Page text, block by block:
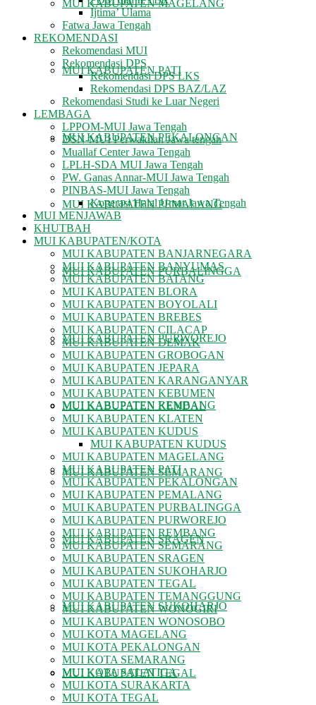
MUI KABUPATEN MAGELANG
MUI KABUPATEN PATI
MUI KABUPATEN PEKALONGAN
MUI KABUPATEN PEMALANG
MUI KABUPATEN PURBALINGGA
MUI KABUPATEN PURWOREJO
MUI KABUPATEN REMBANG
MUI KABUPATEN SEMARANG
MUI KABUPATEN SRAGEN
MUI KABUPATEN SUKOHARJO
MUI KABUPATEN TEGAL
Ijtima’ Ulama
Fatwa Jawa Tengah
REKOMENDASI
Rekomendasi MUI
Rekomendasi DPS
Rekomendasi DPS LKS
Rekomendasi DPS BAZ/LAZ
Rekomendasi Studi ke Luar Negeri
LEMBAGA
LPPOM-MUI Jawa Tengah
DSN-MUI Perwakilan Jawa tengah
Muallaf Center Jawa Tengah
LPLH-SDA MUI Jawa Tengah
PW. Ganas Annar-MUI Jawa Tengah
PINBAS-MUI Jawa Tengah
Koperasi Halal Umat Jawa Tengah
MUI MENJAWAB
KHUTBAH
MUI KABUPATEN/KOTA
MUI KABUPATEN BANJARNEGARA
MUI KABUPATEN BANYUMAS
MUI KABUPATEN BATANG
MUI KABUPATEN BLORA
MUI KABUPATEN BOYOLALI
MUI KABUPATEN BREBES
MUI KABUPATEN CILACAP
MUI KABUPATEN DEMAK
MUI KABUPATEN GROBOGAN
MUI KABUPATEN JEPARA
MUI KABUPATEN KARANGANYAR
MUI KABUPATEN KEBUMEN
MUI KABUPATEN KENDAL
MUI KABUPATEN KLATEN
MUI KABUPATEN KUDUS
MUI KABUPATEN KUDUS
MUI KABUPATEN MAGELANG
MUI KABUPATEN PATI
MUI KABUPATEN PEKALONGAN
MUI KABUPATEN PEMALANG
MUI KABUPATEN PURBALINGGA
MUI KABUPATEN PURWOREJO
MUI KABUPATEN REMBANG
MUI KABUPATEN SEMARANG
MUI KABUPATEN SRAGEN
MUI KABUPATEN SUKOHARJO
MUI KABUPATEN TEGAL
MUI KABUPATEN TEMANGGUNG
MUI KABUPATEN WONOGIRI
MUI KABUPATEN WONOSOBO
MUI KOTA MAGELANG
MUI KOTA PEKALONGAN
MUI KOTA SEMARANG
MUI KOTA SALATIGA
MUI KOTA SURAKARTA
MUI KOTA TEGAL